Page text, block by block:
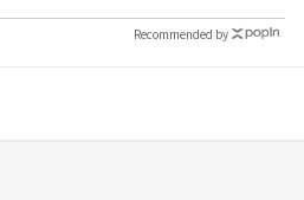
Recommended by